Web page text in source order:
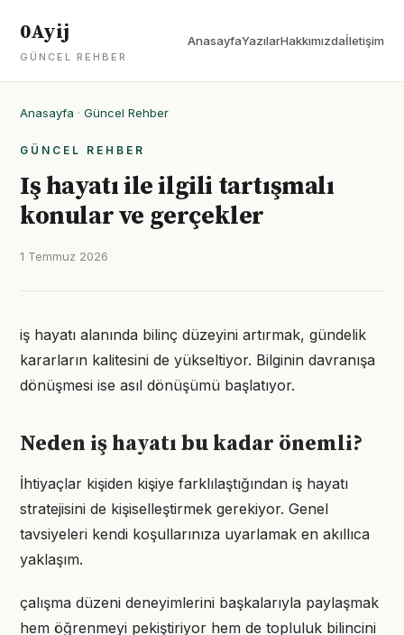
0Ayij
GÜNCEL REHBER
AnasayfaYazılarHakkımızdaİletişim
Anasayfa · Güncel Rehber
GÜNCEL REHBER
Iş hayatı ile ilgili tartışmalı
konular ve gerçekler
1 Temmuz 2026
iş hayatı alanında bilinç düzeyini artırmak, gündelik
kararların kalitesini de yükseltiyor. Bilginin davranışa
dönüşmesi ise asıl dönüşümü başlatıyor.
Neden iş hayatı bu kadar önemli?
İhtiyaçlar kişiden kişiye farklılaştığından iş hayatı
stratejisini de kişiselleştirmek gerekiyor. Genel
tavsiyeleri kendi koşullarınıza uyarlamak en akıllıca
yaklaşım.
çalışma düzeni deneyimlerini başkalarıyla paylaşmak
hem öğrenmeyi pekiştiriyor hem de topluluk bilincini